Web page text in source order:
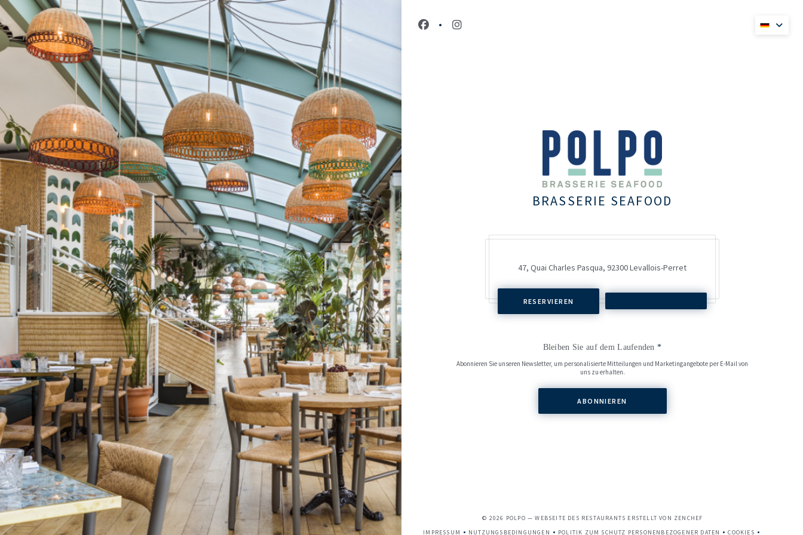
Facebook ((öffnet ein neues Fenster))
Instagram ((öffnet ein neues Fenster))
BRASSERIE SEAFOOD
47, Quai Charles Pasqua, 92300 Levallois-Perret
RESERVIEREN
Bleiben Sie auf dem Laufenden*
Abonnieren Sie unseren Newsletter, um personalisierte Mitteilungen und Marketingangebote per E-Mail von
uns zu erhalten.
ABONNIEREN
© 2026 POLPO — WEBSEITE DES RESTAURANTS ERSTELLT VON ZENCHEF
IMPRESSUM
NUTZUNGSBEDINGUNGEN
POLITIK ZUM SCHUTZ PERSONENBEZOGENER DATEN
COOKIES